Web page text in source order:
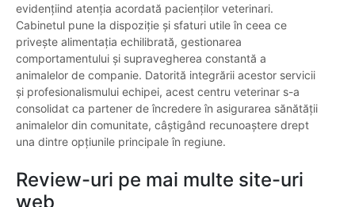
evidențiind atenția acordată pacienților veterinari.
Cabinetul pune la dispoziție și sfaturi utile în ceea ce
privește alimentația echilibrată, gestionarea
comportamentului și supravegherea constantă a
animalelor de companie. Datorită integrării acestor servicii
și profesionalismului echipei, acest centru veterinar s-a
consolidat ca partener de încredere în asigurarea sănătății
animalelor din comunitate, câștigând recunoaștere drept
una dintre opțiunile principale în regiune.
Review-uri pe mai multe site-uri
web